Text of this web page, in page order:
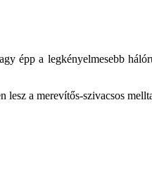
épp a legkényelmesebb
a merevítős-szivacsos